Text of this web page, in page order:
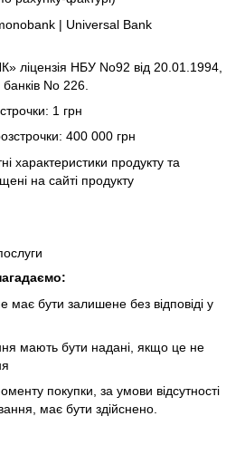
| Universal Bank
ліцензія НБУ No92 від 20.01.1994,
No 226.
1 грн
400 000 грн
характеристики продукту та
на сайті продукту
має бути залишене без відповіді у
мають бути надані, якщо це не
покупки, за умови відсутності
має бути здійснено.